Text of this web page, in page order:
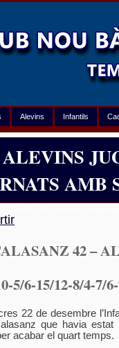
Alevins Infantils
AMB
42 –
5/6-15/12-8/4-7/
22 de desembre
que havia
acabar el quart temps.